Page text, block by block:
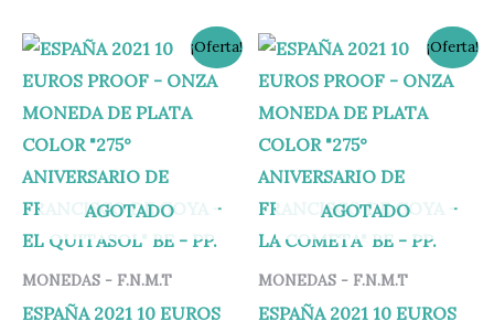
¡Oferta!
AGOTADO
MONEDAS - F.N.M.T
ESPAÑA 2021 10 EUROS
El
precio
original
era:
153,00 €.
El
precio
actual
es:
149,95 €.
¡Oferta!
AGOTADO
MONEDAS - F.N.M.T
ESPAÑA 2021 10 EUROS
El
precio
original
era:
153,00 €.
El
precio
actual
es:
149,95 €.